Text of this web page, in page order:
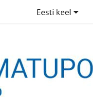
Eesti keel